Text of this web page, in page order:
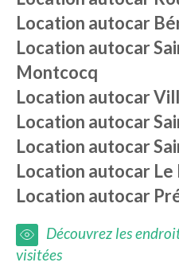
Location autocar
Location autocar
Montcocq
Location autocar
Location autocar
Location autocar
Location autocar Le
Location autocar
Découvrez les
visitées